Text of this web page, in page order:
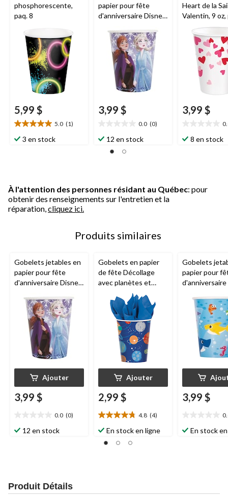
phosphorescente,
paq. 8
5,99 $
5.0 (1)
5.0
étoile(s)
3 en stock
papier pour fête
d'anniversaire Disney
bleu, 9 oz, paq. 8
3,99 $
0.0 (0)
étoile(s)
12 en stock
Heart de la
Valentin, 9 oz,
3,99 $
étoile(s)
8 en stock
À l'attention des personnes résidant au Québec: pour
obtenir des renseignements sur l'entretien et la
réparation, cliquez ici.
Produits similaires
Gobelets jetables en
papier pour fête
d'anniversaire Disney
bleu, 9 oz, paq. 8
Ajouter
3,99 $
0.0 (0)
étoile(s)
12 en stock
Gobelets en papier
de fête Décollage
avec planètes et
étoiles, bleu, 9 oz,
paq. 8
Ajouter
2,99 $
4.8 (4)
4.8
étoile(s)
sur
En stock en ligne
Gobelets
papier pour
d'anniversaire
oz, paq. 8
3,99 $
étoile(s)
En stock
Produit Détails